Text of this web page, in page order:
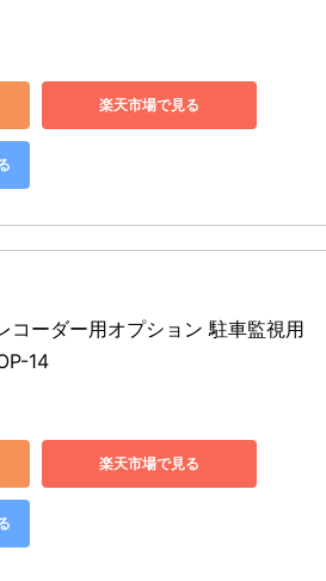
楽天市場で見る
コーダー用オプション 駐車監視用
14
楽天市場で見る